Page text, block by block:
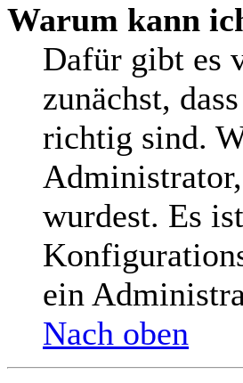
Warum kann
Dafür gibt es
zunächst,
richtig sind.
wurdest. Es
ein
Nach oben